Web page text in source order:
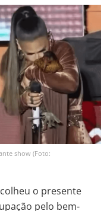
show (Foto:
o presente
pelo bem-